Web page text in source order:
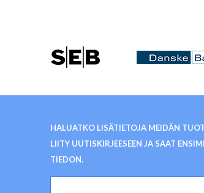
HALUATKO LISÄTIETOJA MEIDÄN
LIITY UUTISKIRJEESEEN JA SAAT
TIEDON.